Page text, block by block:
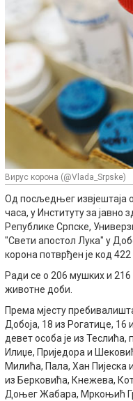
Вирус корона (@Vlada_Srpske)
Од посљедњег извјештаја
часа, у Институту за
Републике Српске,
"Свети апостол Лука" у
корона потврђен је код 422
Ради се о 206 мушких и 216
животне доби.
Према мјесту
Добоја, 18 из Рогатице, 16
девет особа је из
Илиџе, Приједора и
Милића, Пала, Хан
из Берковића, Кнежева,
Доњег Жабара, Мркоњић